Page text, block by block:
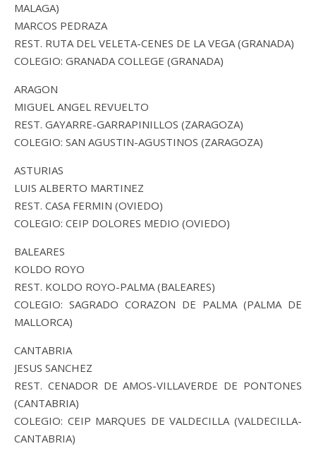
MALAGA)
MARCOS PEDRAZA
REST. RUTA DEL VELETA-CENES DE LA VEGA (GRANADA)
COLEGIO: GRANADA COLLEGE (GRANADA)
ARAGON
MIGUEL ANGEL REVUELTO
REST. GAYARRE-GARRAPINILLOS (ZARAGOZA)
COLEGIO: SAN AGUSTIN-AGUSTINOS (ZARAGOZA)
ASTURIAS
LUIS ALBERTO MARTINEZ
REST. CASA FERMIN (OVIEDO)
COLEGIO: CEIP DOLORES MEDIO (OVIEDO)
BALEARES
KOLDO ROYO
REST. KOLDO ROYO-PALMA (BALEARES)
COLEGIO: SAGRADO CORAZON DE PALMA (PALMA DE
MALLORCA)
CANTABRIA
JESUS SANCHEZ
REST. CENADOR DE AMOS-VILLAVERDE DE PONTONES
(CANTABRIA)
COLEGIO: CEIP MARQUES DE VALDECILLA (VALDECILLA-
CANTABRIA)